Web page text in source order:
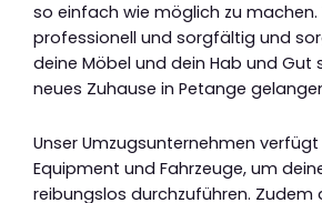
so einfach wie möglich zu machen.
professionell und sorgfältig und
deine Möbel und dein Hab und Gut
neues Zuhause in Petange
Unser Umzugsunternehmen
Equipment und Fahrzeuge, um
reibungslos durchzuführen. Zudem